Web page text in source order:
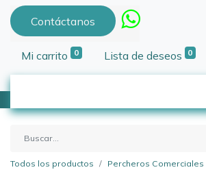
Contáctanos
Mi carrito 0 Lista de deseos 0
Todos los productos
Percheros Comerciales